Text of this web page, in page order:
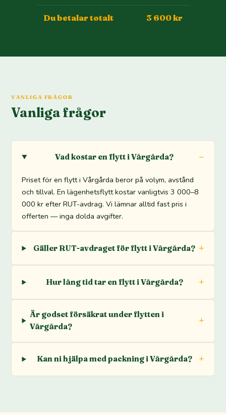
Du betalar totalt 3 600 kr
VANLIGA FRÅGOR
Vanliga frågor
Vad kostar en flytt i Vårgårda?
Priset för en flytt i Vårgårda beror på volym, avstånd
och tillval. En lägenhetsflytt kostar vanligtvis 3 000–8
000 kr efter RUT-avdrag. Vi lämnar alltid fast pris i
offerten — inga dolda avgifter.
Gäller RUT-avdraget för flytt i Vårgårda?
Hur lång tid tar en flytt i Vårgårda?
Är godset försäkrat under flytten i
Vårgårda?
Kan ni hjälpa med packning i Vårgårda?